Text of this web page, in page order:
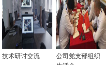
技术研讨交流
公司党支部组织